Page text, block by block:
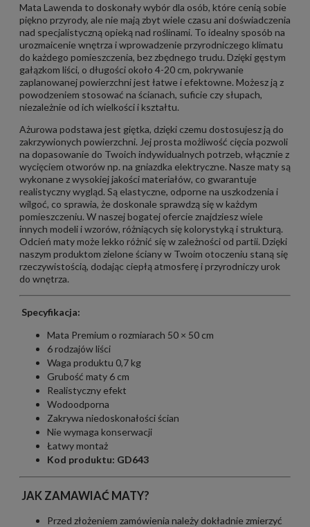
Mata Lawenda to doskonały wybór dla osób, które cenią sobie
piękno przyrody, ale nie mają zbyt wiele czasu ani doświadczenia
nad specjalistyczną opieką nad roślinami. To idealny sposób na
urozmaicenie wnętrza i wprowadzenie przyrodniczego klimatu
do każdego pomieszczenia, bez zbędnego trudu. Dzięki gęstym
gałązkom liści, o długości około 4-20 cm, pokrywanie
zaplanowanej powierzchni jest łatwe i efektowne. Możesz ją z
powodzeniem stosować na ścianach, suficie czy słupach,
niezależnie od ich wielkości i kształtu.
Ażurowa podstawa jest giętka, dzięki czemu dostosujesz ją do
zakrzywionych powierzchni. Jej prosta możliwość cięcia pozwoli
na dopasowanie do Twoich indywidualnych potrzeb, włącznie z
wycięciem otworów np. na gniazdka elektryczne. Nasze maty są
wykonane z wysokiej jakości materiałów, co gwarantuje
realistyczny wygląd. Są elastyczne, odporne na uszkodzenia i
wilgoć, co sprawia, że doskonale sprawdzą się w każdym
pomieszczeniu. W naszej bogatej ofercie znajdziesz wiele
innych modeli i wzorów, różniących się kolorystyką i strukturą.
Odcień maty może lekko różnić się w zależności od partii. Dzięki
naszym produktom zielone ściany w Twoim otoczeniu staną się
rzeczywistością, dodając ciepłą atmosferę i przyrodniczy urok
do wnętrza.
Specyfikacja:
Mata Premium o rozmiarach 50 × 50 cm
6 rodzajów liści
Waga produktu 0,7 kg
Grubość maty 6 cm
Realistyczny efekt
Wodoodporna
Zakrywa niedoskonałości ścian
Nie wymaga konserwacji
Łatwy montaż
Kod produktu: GD643
JAK ZAMAWIAĆ MATY?
Przed złożeniem zamówienia należy dokładnie zmierzyć